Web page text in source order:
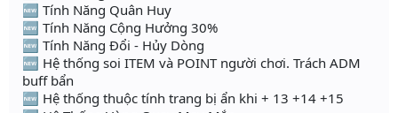
🆕 Tính Năng Quân Huy
🆕 Tính Năng Cộng Hưởng 30%
🆕 Tính Năng Đổi - Hủy Dòng
🆕 Hệ thống soi ITEM và POINT người chơi. Trách ADM
buff bẩn
🆕 Hệ thống thuộc tính trang bị ẩn khi + 13 +14 +15